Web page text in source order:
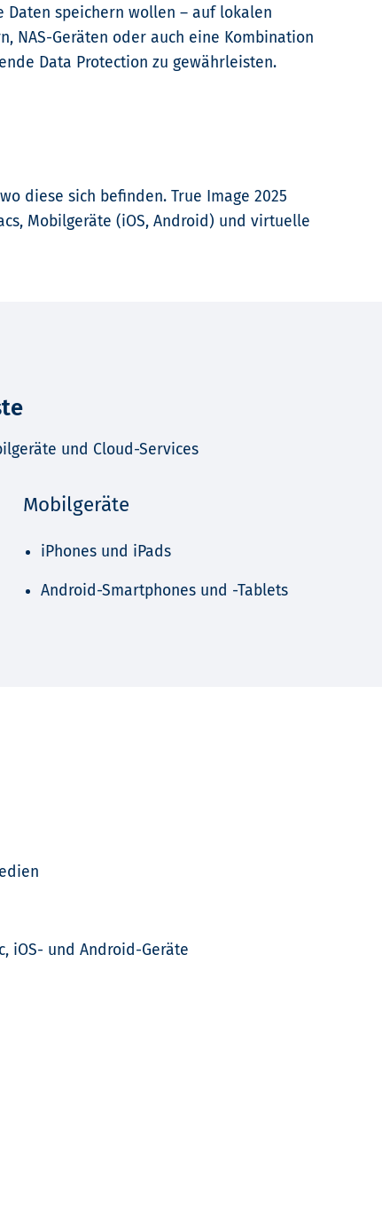
Daten speichern wollen – auf lokalen
NAS-Geräten oder auch eine Kombination
Data Protection zu gewährleisten.
diese sich befinden. True Image 2025
Mobilgeräte (iOS, Android) und virtuelle
und Cloud-Services
Mobilgeräte
iPhones und iPads
Android-Smartphones und -Tablets
iOS- und Android-Geräte